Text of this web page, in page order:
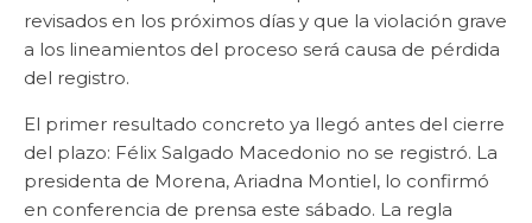
revisados en los próximos días y que la violación grave
a los lineamientos del proceso será causa de pérdida
del registro.
El primer resultado concreto ya llegó antes del cierre
del plazo: Félix Salgado Macedonio no se registró. La
presidenta de Morena, Ariadna Montiel, lo confirmó
en conferencia de prensa este sábado. La regla